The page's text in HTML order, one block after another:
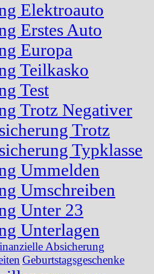
Elektroauto
Erstes Auto
Europa
Teilkasko
Test
Trotz Negativer
Trotz
Typklasse
Ummelden
Umschreiben
Unter 23
Unterlagen
Absicherung
Geburtstagsgeschenke